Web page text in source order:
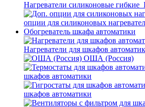
Нагреватели силиконовые
опции для силиконовых
Обогреватель шкафа автоматики
Нагреватели для шкафов
ОША (Россия)
шкафов автоматики
шкафов автоматики